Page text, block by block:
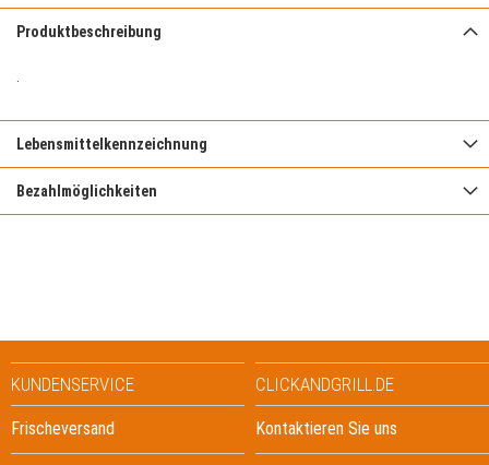
Produktbeschreibung
Lebensmittelkennzeichnung
Bezahlmöglichkeiten
KUNDENSERVICE
Frischeversand
CLICKANDGRILL.DE
Kontaktieren Sie uns